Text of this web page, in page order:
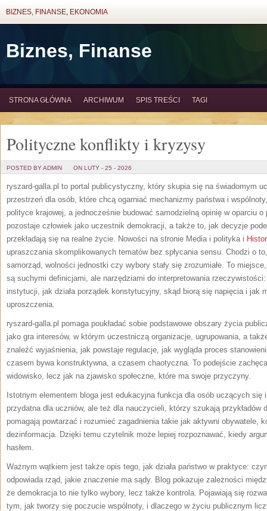
BIZNES, FINANSE, EKONOMIA
Biznes, Finanse
STRONA GŁÓWNA ARCHIWUM SPIS TREŚCI TAGI
Polityczne konflikty i kryzysy
POSTED BY ADMIN ON LUTY - 25 - 2026
ryszard-galla.pl to portal publicystyczny, który skupia się na świadomym
przestrzeń dla osób, które chcą ogarniać mechanizmy państwa i
polityce krajowej, a jednocześnie budować samodzielną opinię w oparciu
pozostaje człowiek jako uczestnik demokracji, a także to, jak decyzje
przekładają się na realne życie. Nowości na stronie Media i polityka i
upraszczania skomplikowanych tematów bez spłycania sensu. Chodzi o
samorząd, wolności jednostki czy wybory stały się zrozumiałe. To
są suchymi definicjami, ale narzędziami do interpretowania
instytucji, jak działa porządek konstytucyjny, skąd biorą się napięcia i jak
uproszczenia.
ryszard-galla.pl pomaga poukładać sobie podstawowe obszary życia
jako gra interesów, w którym uczestniczą organizacje, ugrupowania, a
znaleźć wyjaśnienia, jak powstaje regulacje, jak wygląda proces
czasem bywa konstruktywna, a czasem chaotyczna. To podejście
widowisko, lecz jak na zjawisko społeczne, które ma swoje przyczyny.
Istotnym elementem bloga jest edukacyjna funkcja dla osób uczących
przydatna dla uczniów, ale też dla nauczycieli, którzy szukają przykładów
pomagają powtarzać i rozumieć zagadnienia takie jak aktywni obywatele,
dezinformacja. Dzięki temu czytelnik może lepiej rozpoznawać, kiedy
hasłem.
Ważnym wątkiem jest także opis tego, jak działa państwo w praktyce:
odpowiada rząd, jakie znaczenie ma sądy. Blog pokazuje zależności
że demokracja to nie tylko wybory, lecz także kontrola. Pojawiają się
tym, jak tworzy się poczucie wspólnoty, i dlaczego w życiu publicznym